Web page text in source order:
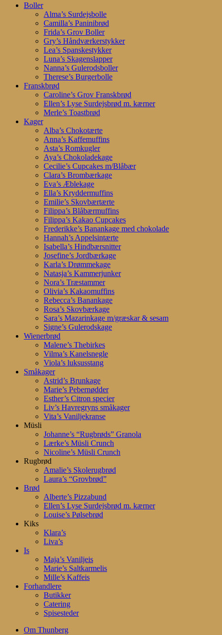
Close
Boller
Alma’s Surdejsbolle
Camilla’s Paninibrød
Frida’s Grov Boller
Gry’s Håndværkerstykker
Lea’s Spanskestykker
Luna’s Skagenslapper
Nanna’s Gulerodsboller
Therese’s Burgerbolle
Franskbrød
Caroline’s Grov Franskbrød
Ellen’s Lyse Surdejsbrød m. kærner
Merle’s Toastbrød
Kager
Alba’s Chokotærte
Anna’s Kaffemuffins
Asta’s Romkugler
Aya’s Chokoladekage
Cecilie’s Cupcakes m/Blåbær
Clara’s Brombærkage
Eva’s Æblekage
Ella’s Kryddermuffins
Emilie’s Skovbærtærte
Filippa’s Blåbærmuffins
Filippa’s Kakao Cupcakes
Frederikke’s Banankage med chokolade
Hannah’s Appelsintærte
Isabella’s Hindbærsnitter
Josefine’s Jordbærkage
Karla’s Drømmekage
Natasja’s Kammerjunker
Nora’s Træstammer
Olivia’s Kakaomuffins
Rebecca’s Banankage
Rosa’s Skovbærkage
Sara’s Mazarinkage m/græskar & sesam
Signe’s Gulerodskage
Wienerbrød
Malene’s Thebirkes
Vilma’s Kanelsnegle
Viola’s luksusstang
Småkager
Astrid’s Brunkage
Marie’s Pebernødder
Esther’s Citron specier
Liv’s Havregryns småkager
Vita’s Vaniljekranse
Müsli
Johanne’s “Rugbrøds” Granola
Lærke’s Müsli Crunch
Nicoline’s Müsli Crunch
Rugbrød
Amalie’s Skolerugbrød
Laura’s “Grovbrød”
Brød
Alberte’s Pizzabund
Ellen’s Lyse Surdejsbrød m. kærner
Louise’s Pølsebrød
Kiks
Klara’s
Liva’s
Is
Maja’s Vaniljeis
Marie’s Saltkarmelis
Mille’s Kaffeis
Forhandlere
Butikker
Catering
Spisesteder
Om Thunberg